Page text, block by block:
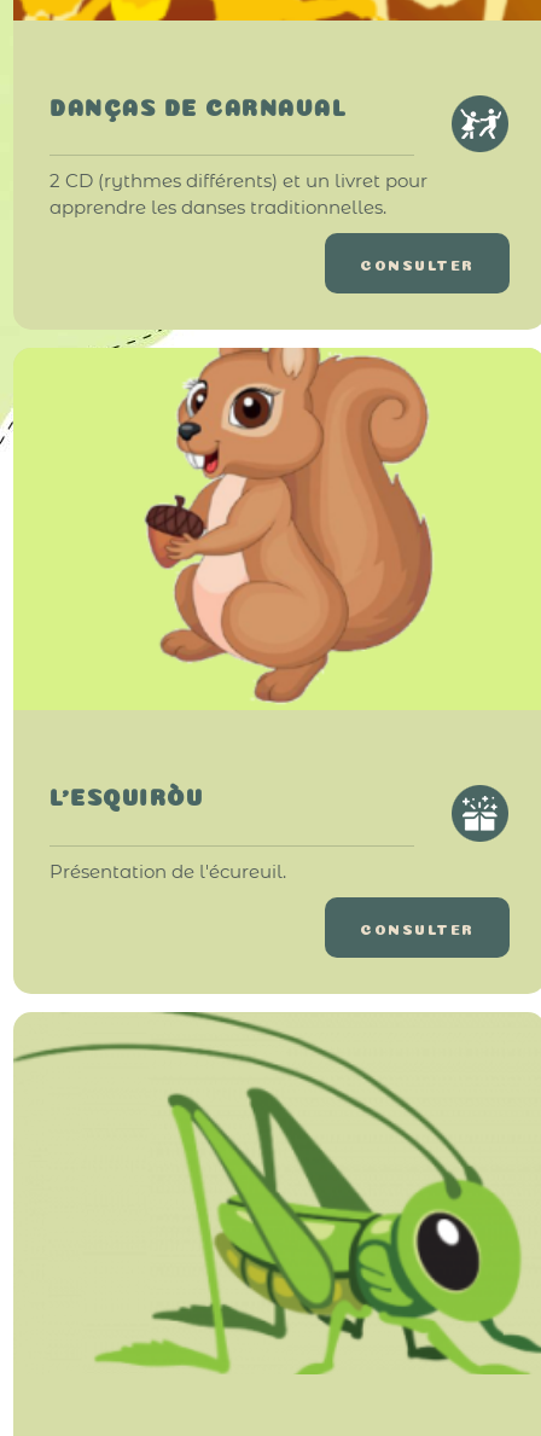
DANÇAS DE CARNAVAL
2 CD (rythmes différents) et un livret pour
apprendre les danses traditionnelles.
CONSULTER
L’ESQUIRÒU
Présentation de l'écureuil.
CONSULTER